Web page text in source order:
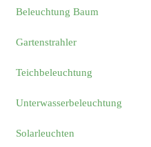
Beleuchtung Baum
Gartenstrahler
Teichbeleuchtung
Unterwasserbeleuchtung
Solarleuchten